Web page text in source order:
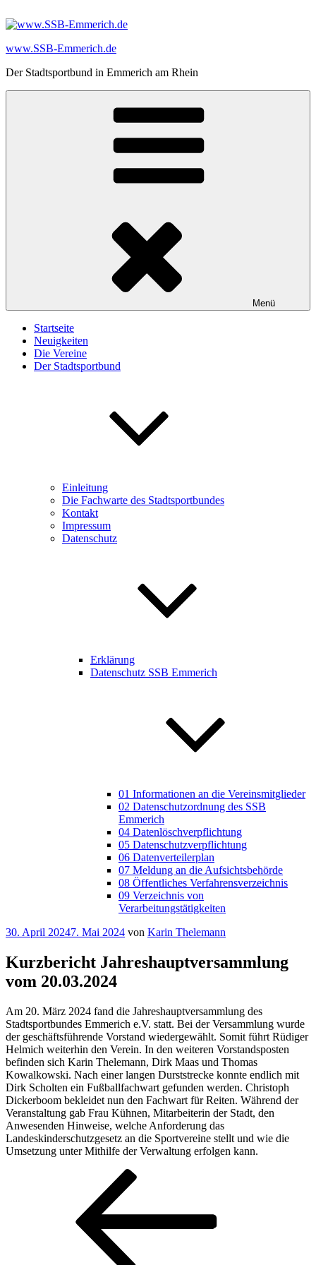
Inhalt
www.SSB-Emmerich.de
Der Stadtsportbund in Emmerich am Rhein
Menü
Startseite
Neuigkeiten
Die Vereine
Der Stadtsportbund
Einleitung
Die Fachwarte des Stadtsportbundes
Kontakt
Impressum
Datenschutz
Erklärung
Datenschutz SSB Emmerich
01 Informationen an die Vereinsmitglieder
02 Datenschutzordnung des SSB
Emmerich
04 Datenlöschverpflichtung
05 Datenschutzverpflichtung
06 Datenverteilerplan
07 Meldung an die Aufsichtsbehörde
08 Öffentliches Verfahrensverzeichnis
09 Verzeichnis von
Verarbeitungstätigkeiten
Veröffentlicht
30. April 20247. Mai 2024 von Karin Thelemann
Kurzbericht Jahreshauptversammlung
vom 20.03.2024
Am 20. März 2024 fand die Jahreshauptversammlung des
Stadtsportbundes Emmerich e.V. statt. Bei der Versammlung wurde
der geschäftsführende Vorstand wiedergewählt. Somit führt Rüdiger
Helmich weiterhin den Verein. In den weiteren Vorstandsposten
befinden sich Karin Thelemann, Dirk Maas und Thomas
Kowalkowski. Nach einer langen Durststrecke konnte endlich mit
Dirk Scholten ein Fußballfachwart gefunden werden. Christoph
Dickerboom bekleidet nun den Fachwart für Reiten. Während der
Veranstaltung gab Frau Kühnen, Mitarbeiterin der Stadt, den
Anwesenden Hinweise, welche Anforderung das
Landeskinderschutzgesetz an die Sportvereine stellt und wie die
Umsetzung unter Mithilfe der Verwaltung erfolgen kann.
Beitragsnavigation